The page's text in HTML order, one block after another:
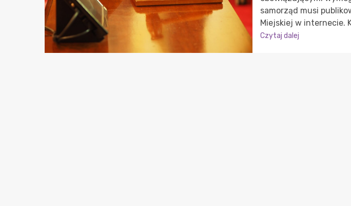
samorząd musi
Miejskiej w internecie.
Czytaj dalej